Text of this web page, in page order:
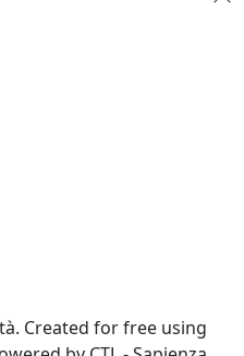
Created for free using